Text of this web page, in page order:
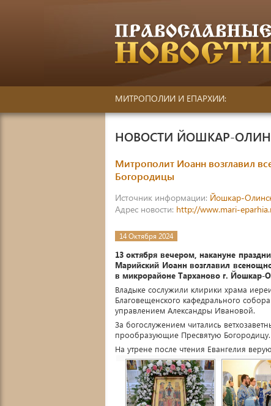
МИТРОПОЛИИ И ЕПАРХИИ:
НОВОСТИ ЙОШКАР-
Митрополит Иоанн возглавил
Богородицы
Источник информации: Йошкар-
Адрес новости: http://www.mari-
14 Октября 2024
13 октября вечером, накануне
Марийский Иоанн возглавил
в микрорайоне Тарханово г. Йошкар-
Владыке сослужили клирики храма
Благовещенского кафедрального
управлением Александры Ивановой.
За богослужением читались
прообразующие Пресвятую
На утрене после чтения Евангелия